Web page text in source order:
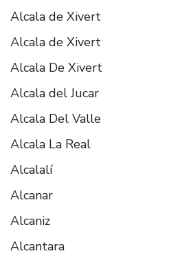
Alcala de Xivert
Alcala de Xivert
Alcala De Xivert
Alcala del Jucar
Alcala Del Valle
Alcala La Real
Alcalalí
Alcanar
Alcaniz
Alcantara